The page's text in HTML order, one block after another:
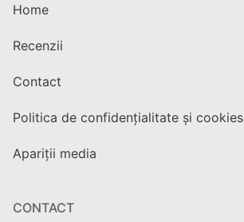
Home
Recenzii
Contact
Politica de confidențialitate și cookies
Apariții media
CONTACT